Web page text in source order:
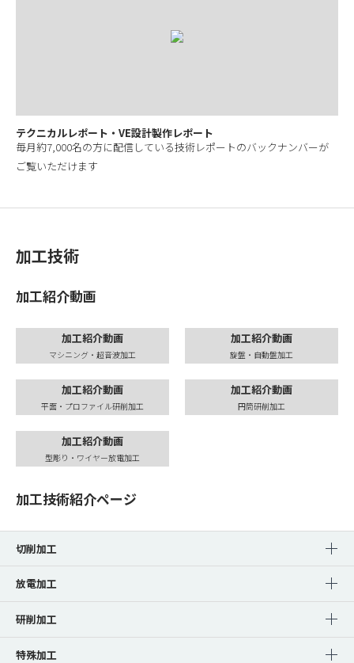
テクニカルレポート・VE設計製作レポート
毎月約7,000名の方に配信している技術レポートのバックナンバーが
ご覧いただけます
加工技術
加工紹介動画
加工紹介動画
マシニング・超音波加工
加工紹介動画
旋盤・自動盤加工
加工紹介動画
平面・プロファイル研削加工
加工紹介動画
円筒研削加工
加工紹介動画
型彫り・ワイヤー放電加工
加工技術紹介ページ
切削加工
放電加工
研削加工
特殊加工